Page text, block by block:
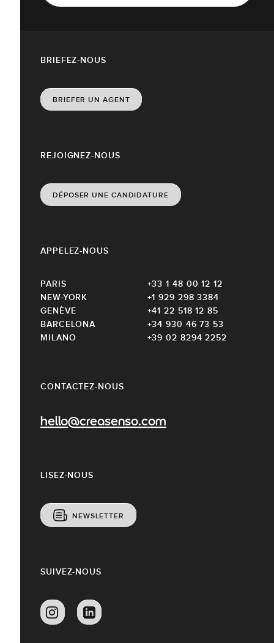
CONTACTEZ-NOUS
hello@creasenso.com
REJOIGNEZ-NOUS
DÉPOSER UNE CANDIDATURE
LISEZ-NOUS
NEWSLETTER
APPELEZ-NOUS
PARIS
+33 1 48 00 12 12
NEW-YORK
+1 929 298 3384
GENÈVE
+41 22 518 12 85
BARCELONA
+34 930 46 73 53
MILANO
+39 02 8294 2252
BRIEFEZ-NOUS
BRIEFER UN AGENT
SUIVEZ-NOUS